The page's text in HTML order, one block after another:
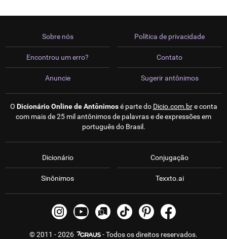
Sobre nós
Encontrou um erro?
Anuncie
Política de privacidade
Contato
Sugerir antônimos
O Dicionário Online de Antônimosé parte do Dicio.com.bre conta
com mais de 25 mil antônimos de palavras e de expressões em
português do Brasil.
Dicionário
Sinônimos
Conjugação
Texxto.ai
© 2011 - 2026 - Todos os direitos reservados.